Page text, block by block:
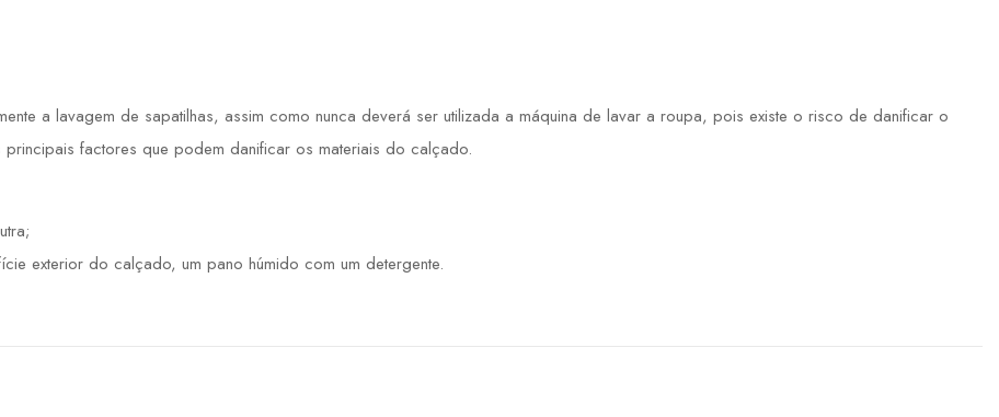
a lavagem de sapatilhas, assim como nunca deverá ser utilizada a máquina de lavar a roupa, pois existe o risco de danificar o
factores que podem danificar os materiais do calçado.
exterior do calçado, um pano húmido com um detergente.